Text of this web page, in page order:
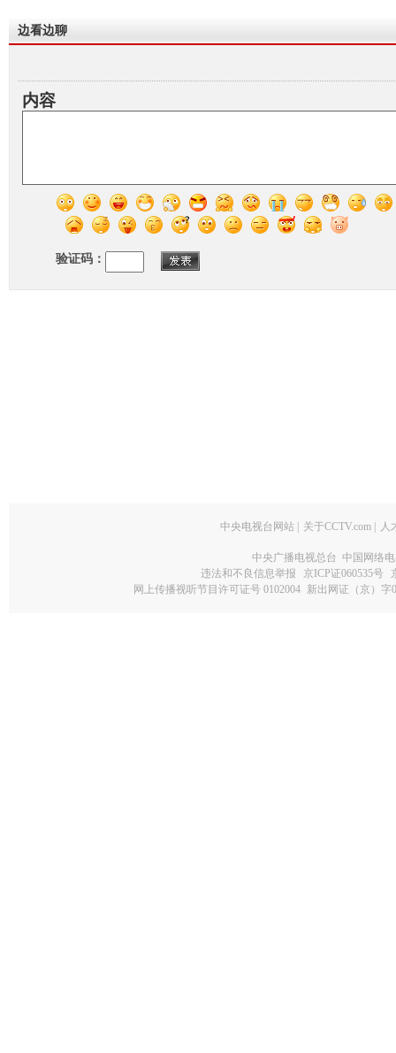
边看边聊
内容
验证码：
中央电视台网站 关于CCTV.com 人
中央广播电视总台 中国网络
违法和不良信息举报
京ICP证060535号
网上传播视听节目许可证号 0102004 新出网证（京）